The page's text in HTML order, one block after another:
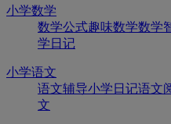
小学数学
数学公式趣味数学数学
学日记
小学语文
语文辅导小学日记语文
文